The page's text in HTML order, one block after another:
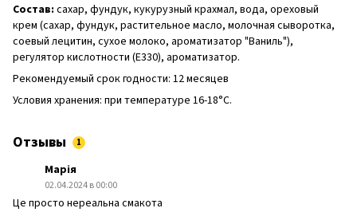
Состав: сахар, фундук, кукурузный крахмал, вода, ореховый
крем (сахар, фундук, растительное масло, молочная сыворотка,
соевый лецитин, сухое молоко, ароматизатор "Ваниль"),
регулятор кислотности (Е330), ароматизатор.
Рекомендуемый срок годности: 12 месяцев
Условия хранения: при температуре 16-18°C.
Отзывы 1
Марія
02.04.2024 в 00:00
Це просто нереальна смакота